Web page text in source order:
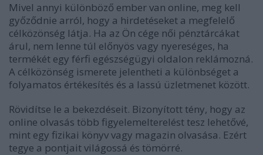
Mivel annyi különböző ember van online, meg kell
győződnie arról, hogy a hirdetéseket a megfelelő
célközönség látja. Ha az Ön cége női pénztárcákat
árul, nem lenne túl előnyös vagy nyereséges, ha
termékét egy férfi egészségügyi oldalon reklámozná.
A célközönség ismerete jelentheti a különbséget a
folyamatos értékesítés és a lassú üzletmenet között.
Rövidítse le a bekezdéseit. Bizonyított tény, hogy az
online olvasás több figyelemelterelést tesz lehetővé,
mint egy fizikai könyv vagy magazin olvasása. Ezért
tegye a pontjait világossá és tömörré.